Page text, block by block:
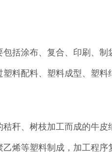
括涂布、复合、印刷、
料配料、塑料成型、塑
秆、树枝加工而成的牛
烯等塑料制成，加工程序